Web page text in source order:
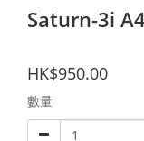
Saturn-3i
HK$950.00
數量